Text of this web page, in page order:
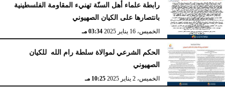
رابطة علماء أهل السنّة تهنيء المقاومة الفلسطينية
بانتصارها على الكيان الصهيوني
الخميس، 16 يناير 2025 03:34 مـ
الحكم الشرعي لموالاة سلطة رام الله للكيان
الصهيوني
الخميس، 2 يناير 2025 10:25 مـ